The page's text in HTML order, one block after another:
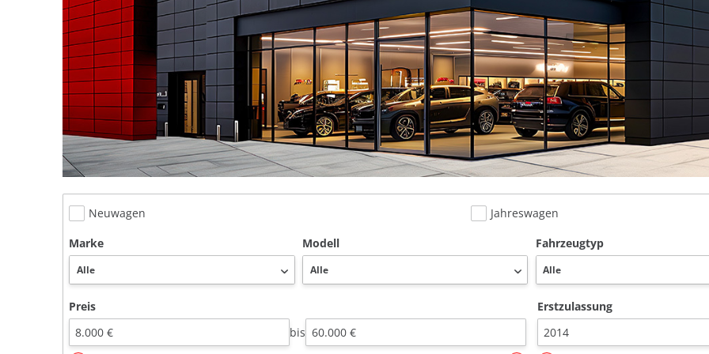
Neuwagen
Jahreswagen
Marke
Modell Fahrzeugtyp
Preis
bis
Erstzulassung